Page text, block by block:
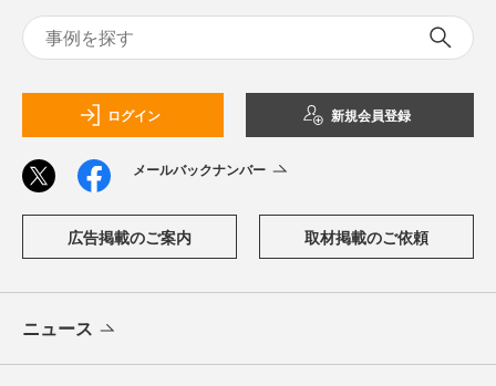
ログイン 新規会員登録
メールバックナンバー
広告掲載のご案内 取材掲載のご依頼
ニュース